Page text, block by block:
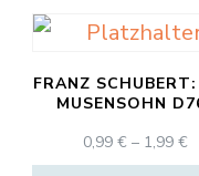
FRANZ
MUSENSOHN
0,99€ – 1,99€